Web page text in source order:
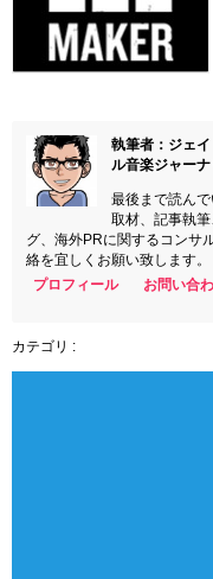
執筆者：ジェ
ル音楽ジャーナ
最後まで読んで
取材、記事執
グ、海外PRに関するコンサ
絡を宜しくお願い致します。
プロフィール
お問い合
カテゴリ :